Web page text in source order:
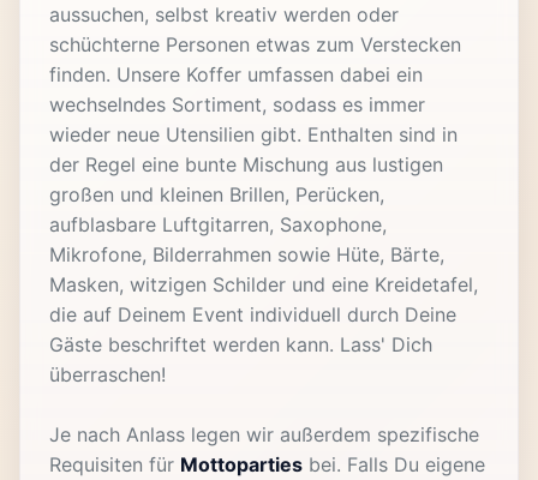
aussuchen, selbst kreativ werden oder
schüchterne Personen etwas zum Verstecken
finden. Unsere Koffer umfassen dabei ein
wechselndes Sortiment, sodass es immer
wieder neue Utensilien gibt. Enthalten sind in
der Regel eine bunte Mischung aus lustigen
großen und kleinen Brillen, Perücken,
aufblasbare Luftgitarren, Saxophone,
Mikrofone, Bilderrahmen sowie Hüte, Bärte,
Masken, witzigen Schilder und eine Kreidetafel,
die auf Deinem Event individuell durch Deine
Gäste beschriftet werden kann. Lass' Dich
überraschen!
Je nach Anlass legen wir außerdem spezifische
Requisiten für Mottoparties bei. Falls Du eigene